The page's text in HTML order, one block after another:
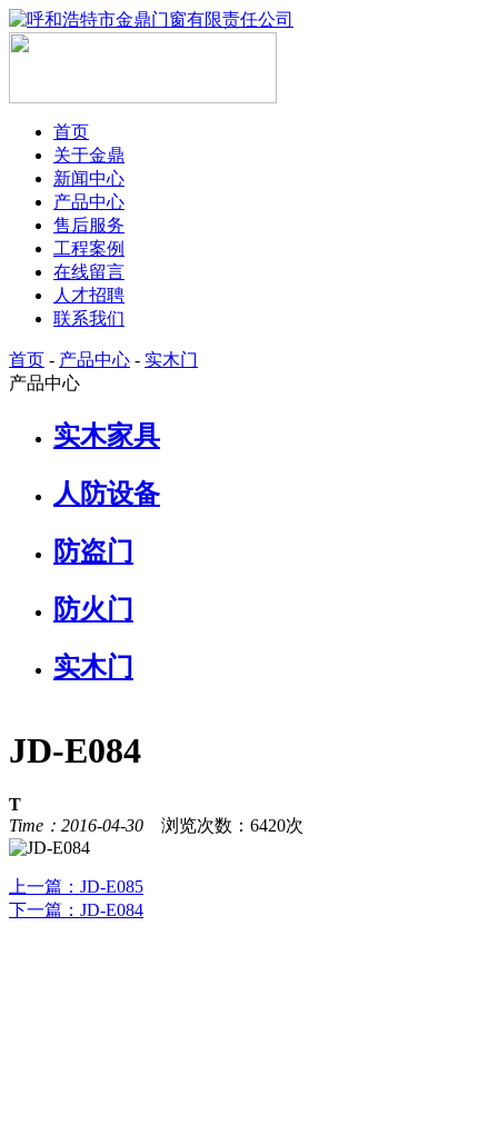
首页
关于金鼎
新闻中心
产品中心
售后服务
工程案例
在线留言
人才招聘
联系我们
首页 - 产品中心 - 实木门
产品中心
实木家具
人防设备
防盗门
防火门
实木门
JD-E084
T
Time：2016-04-30
浏览次数：6420次
上一篇： JD-E085
下一篇： JD-E084